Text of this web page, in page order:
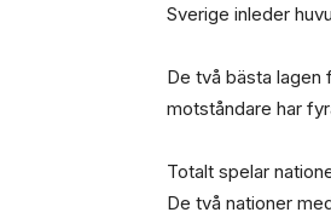
Sverige inleder
De två bästa lagen
motståndare har
Totalt spelar
De två nationer